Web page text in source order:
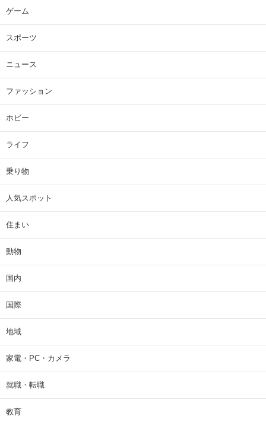
ゲーム
スポーツ
ニュース
ファッション
ホビー
ライフ
乗り物
人気スポット
住まい
動物
国内
国際
地域
家電・PC・カメラ
就職・転職
教育